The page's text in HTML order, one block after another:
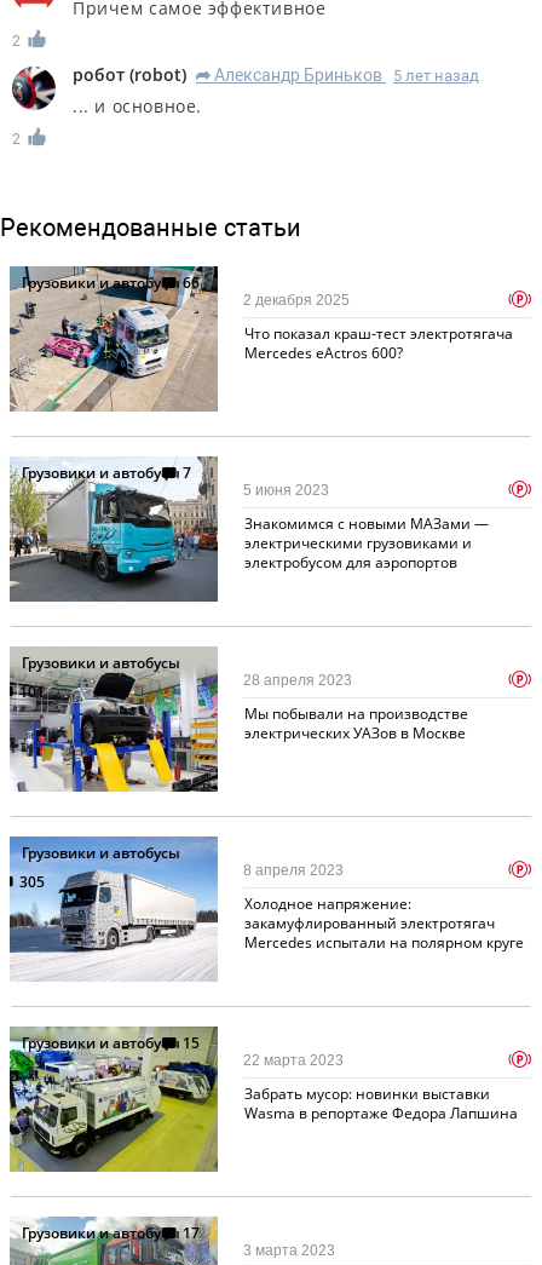
Причем самое эффективное
2
робот (robot) R Александр Бриньков 5 лет назад
... и основное.
2
Рекомендованные статьи
Грузовики и автобусы66
Что показал краш-тест электротягача
Mercedes eActros 600?
2 декабря 2025 p
Грузовики и автобусы7
Знакомимся с новыми МАЗами —
электрическими грузовиками и
электробусом для аэропортов
5 июня 2023 p
Грузовики и автобусы
101
Мы побывали на производстве
электрических УАЗов в Москве
28 апреля 2023 p
Грузовики и автобусы
305
Холодное напряжение:
закамуфлированный электротягач
Mercedes испытали на полярном круге
8 апреля 2023 p
Грузовики и автобусы 15
Забрать мусор: новинки выставки
Wasma в репортаже Федора Лапшина
22 марта 2023 p
Грузовики и автобусы17
3 марта 2023